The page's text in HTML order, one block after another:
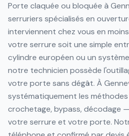
Porte claquée ou bloquée à
serruriers spécialisés en
interviennent chez vous en
votre serrure soit une simple
cylindre européen ou un
notre technicien possède
votre porte sans dégât. À
systématiquement les
crochetage, bypass, décodage
votre serrure et votre porte.